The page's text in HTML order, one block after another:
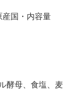
国・内容量
酵母、食塩、麦